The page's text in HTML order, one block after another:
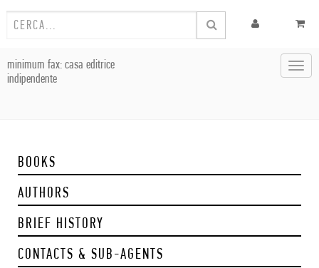
minimum fax: casa editrice
indipendente
BOOKS
AUTHORS
BRIEF HISTORY
CONTACTS & SUB-AGENTS